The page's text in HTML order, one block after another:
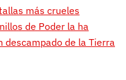
más crueles
de Poder la ha
descampado de la Tierra